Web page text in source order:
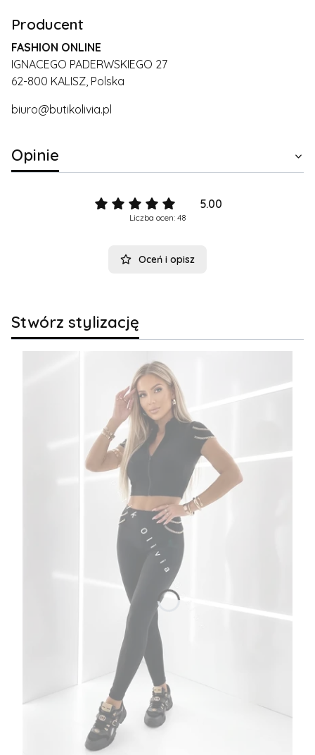
Producent
FASHION ONLINE
IGNACEGO PADERWSKIEGO 27
62-800 KALISZ, Polska
biuro@butikolivia.pl
Opinie
5.00
Liczba ocen: 48
Oceń i opisz
Stwórz stylizację